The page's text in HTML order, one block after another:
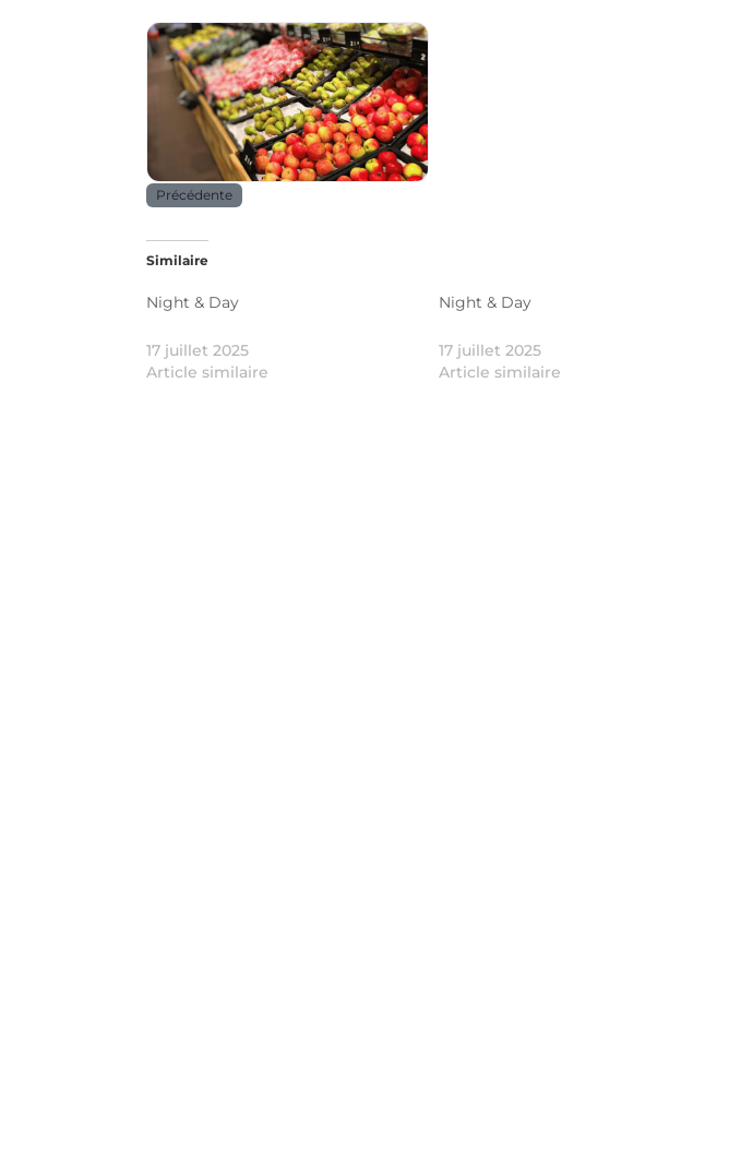
Alimentation
Précédente
Similaire
Night & Day
17 juillet 2025
Article similaire
Night & Day
17 juillet 2025
Article similaire